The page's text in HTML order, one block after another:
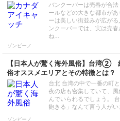
バンクーバーは売春が合
ールなどの大きな都市が
ーは美しい街並みが広が
ンクーバーでは、実は売
ね…
ゾンビーノ
【日本人が驚く海外風俗】台湾②
俗オススメエリアとその特徴とは？
台北 台湾の中で一番の町
夜の店も密集していて、
んでいられるでしょう。
飽きる」なんて言う人が
ゾンビーノ